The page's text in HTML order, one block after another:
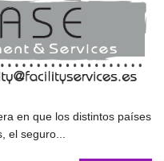
en que los distintos países
el seguro...